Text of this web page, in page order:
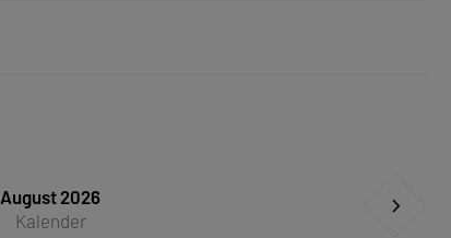
August 2026
Kalender